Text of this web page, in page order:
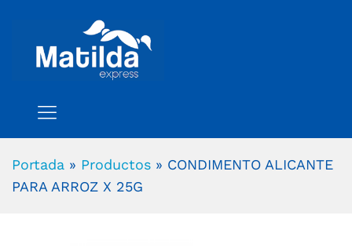
Portada » Productos » CONDIMENTO ALICANTE
PARA ARROZ X 25G